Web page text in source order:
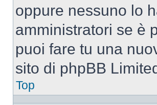
oppure nessuno lo
amministratori se è
puoi fare tu una
sito di phpBB
Top